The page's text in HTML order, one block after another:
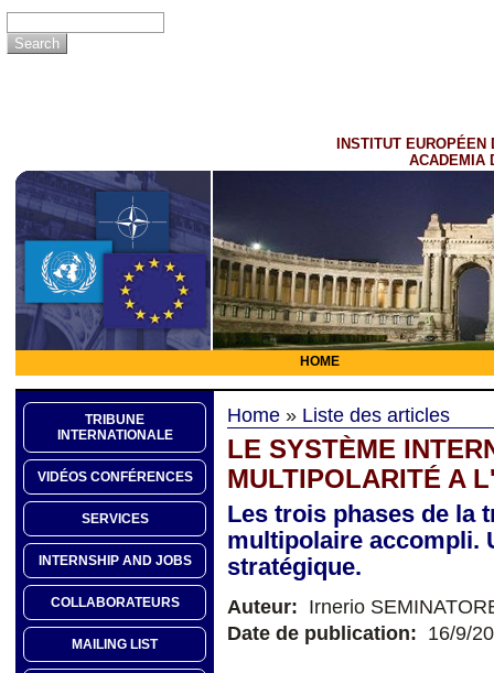
INSTITUT EUROPÉEN
ACADEMIA
HOME
TRIBUNE
INTERNATIONALE
VIDÉOS CONFÉRENCES
SERVICES
INTERNSHIP AND JOBS
COLLABORATEURS
MAILING LIST
Home » Liste des articles
LE SYSTÈME
MULTIPOLARITÉ A
Les trois phases de la
multipolaire accompli.
stratégique.
Auteur: Irnerio
Date de publication: 16/9/